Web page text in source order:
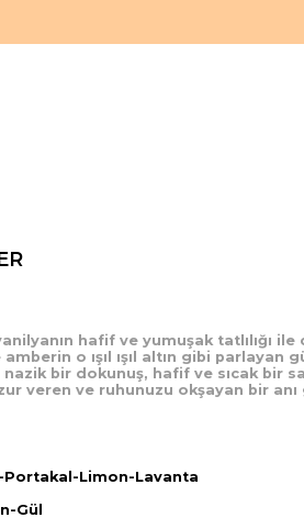
hafif ve yumuşak tatlılığı
o ışıl ışıl altın gibi parlayan
bir dokunuş, hafif ve sıcak bir
veren ve ruhunuzu okşayan bir anı
Limon-Lavanta
Gül